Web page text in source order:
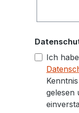
Ich
gelesen